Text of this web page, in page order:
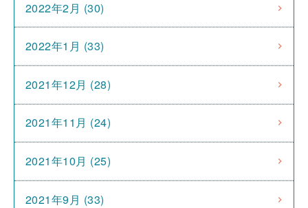
2022年2月 (30)
2022年1月 (33)
2021年12月 (28)
2021年11月 (24)
2021年10月 (25)
2021年9月 (33)